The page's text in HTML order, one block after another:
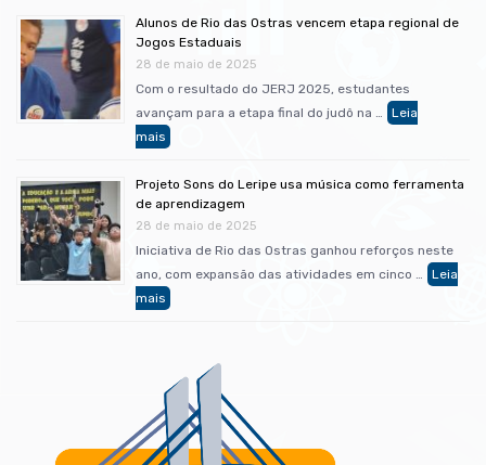
Alunos de Rio das Ostras vencem etapa regional de
Jogos Estaduais
28 de maio de 2025
Com o resultado do JERJ 2025, estudantes
avançam para a etapa final do judô na …
Projeto Sons do Leripe usa música como ferramenta
de aprendizagem
28 de maio de 2025
Iniciativa de Rio das Ostras ganhou reforços neste
ano, com expansão das atividades em cinco …